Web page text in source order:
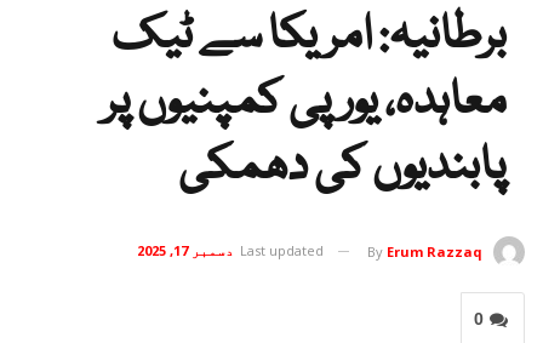
برطانیہ: امریکا سے ٹیک
معاہدہ، یورپی کمپنیوں پر
پابندیوں کی دھمکی
By Erum Razzaq
Last updated دسمبر 17, 2025
0